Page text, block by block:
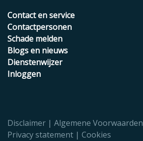
Contact en service
Contactpersonen
Schade melden
Blogs en nieuws
Dienstenwijzer
Inloggen
Disclaimer
Algemene Voorwaarden
Privacy statement
Cookies